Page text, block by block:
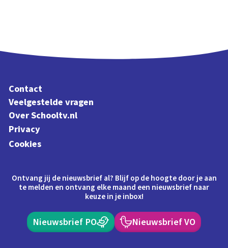
Contact
Veelgestelde vragen
Over Schooltv.nl
Privacy
Cookies
Ontvang jij de nieuwsbrief al? Blijf op de hoogte door je aan
te melden en ontvang elke maand een nieuwsbrief naar
keuze in je inbox!
Nieuwsbrief PO Nieuwsbrief VO